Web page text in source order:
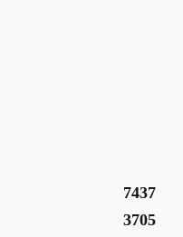
7437
3705